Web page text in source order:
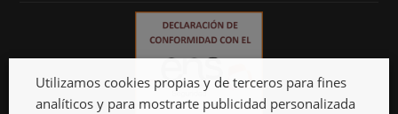
Utilizamos cookies propias y de terceros para fines
analíticos y para mostrarte publicidad personalizada